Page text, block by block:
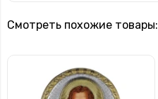
Смотреть похожие товары: